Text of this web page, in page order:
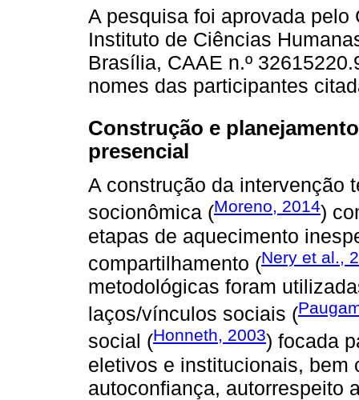
A pesquisa foi aprovada
Instituto de Ciências
Brasília, CAAE n.º
nomes das participantes
Construção e
presencial
A construção da intervenção
socionômica (Moreno, 2014)
etapas de aquecimento
compartilhamento (Nery et al.,
metodológicas foram
laços/vínculos sociais (
social (Honneth, 2003) focada
eletivos e institucionais, bem
autoconfiança, autorrespeito